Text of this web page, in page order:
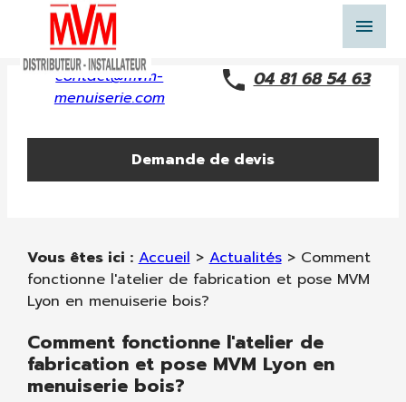
menu
contact@mvm-
menuiserie.com
04 81 68 54 63
Demande de devis
Vous êtes ici : Accueil>Actualités> Comment
fonctionne l'atelier de fabrication et pose MVM
Lyon en menuiserie bois?
Comment fonctionne l'atelier de
fabrication et pose MVM Lyon en
menuiserie bois?
Panneau de gestion des cookies